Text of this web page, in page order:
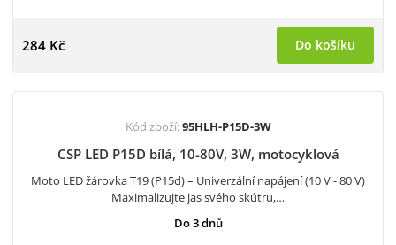
284 Kč Do košíku
Kód zboží:95HLH-P15D-3W
CSP LED P15D bílá, 10-80V, 3W, motocyklová
Moto LED žárovka T19 (P15d) – Univerzální napájení (10 V - 80 V)
Maximalizujte jas svého skútru,…
Do 3 dnů